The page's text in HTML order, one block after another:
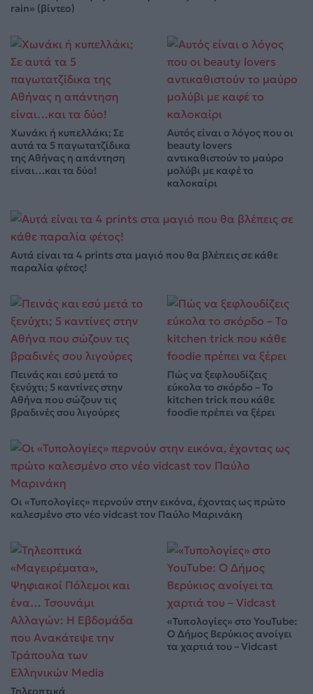
rain» (βίντεο)
Χωνάκι ή κυπελλάκι; Σε
αυτά τα 5 παγωτατζίδικα
της Αθήνας η απάντηση
είναι…και τα δύο!
Αυτός είναι ο λόγος που οι
beauty lovers
αντικαθιστούν το μαύρο
μολύβι με καφέ το
καλοκαίρι
Αυτά είναι τα 4 prints στα μαγιό που θα βλέπεις σε κάθε
παραλία φέτος!
Πεινάς και εσύ μετά το
ξενύχτι; 5 καντίνες στην
Αθήνα που σώζουν τις
βραδινές σου λιγούρες
Πώς να ξεφλουδίζεις
εύκολα το σκόρδο – Το
kitchen trick που κάθε
foodie πρέπει να ξέρει
Οι «Τυπολογίες» περνούν στην εικόνα, έχοντας ως πρώτο
καλεσμένο στο νέο vidcast τον Παύλο Μαρινάκη
Τηλεοπτικά
«Τυπολογίες» στο YouTube:
Ο Δήμος Βερύκιος ανοίγει
τα χαρτιά του – Vidcast